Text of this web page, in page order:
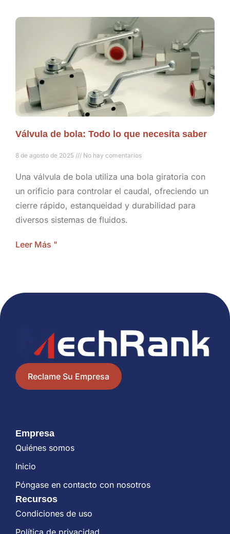
Válvula de bola: Todo lo que necesita saber
8 de agosto de 2025 No hay comentarios
Una válvula de bola utiliza una bola giratoria con
un orificio para controlar el caudal, ofreciendo un
cierre rápido, estanqueidad y durabilidad para
diversos sistemas de fluidos.
Leer Más "
Reclame Su Empresa
Empresa
Quiénes somos
Inicio
Póngase en contacto con nosotros
Recursos
Condiciones de uso
Política de privacidad